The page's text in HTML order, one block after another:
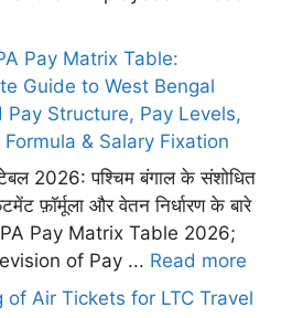
Pay Matrix Table:
Guide to West Bengal
Pay Structure, Pay Levels,
& Salary Fixation
2026: पश्चिम बंगाल के संशोधित
फ़ॉर्मूला और वेतन निर्धारण के बारे
Pay Matrix Table 2026;
of Pay ... Read more
of Air Tickets for LTC Travel